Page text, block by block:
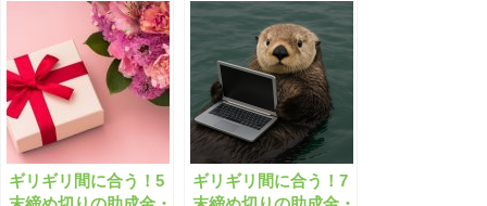
ギリギリ間に合う！5
ギリギリ間に合う！7